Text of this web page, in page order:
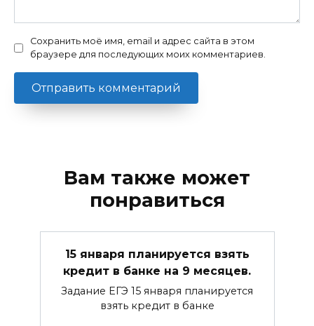
Сохранить моё имя, email и адрес сайта в этом
браузере для последующих моих комментариев.
Вам также может
понравиться
15 января планируется взять
кредит в банке на 9 месяцев.
Задание ЕГЭ 15 января планируется
взять кредит в банке